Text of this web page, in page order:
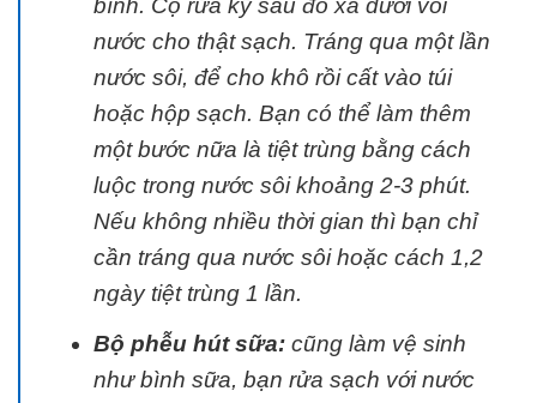
bình. Cọ rửa kỹ sau đó xả dưới vòi
nước cho thật sạch. Tráng qua một lần
nước sôi, để cho khô rồi cất vào túi
hoặc hộp sạch. Bạn có thể làm thêm
một bước nữa là tiệt trùng bằng cách
luộc trong nước sôi khoảng 2-3 phút.
Nếu không nhiều thời gian thì bạn chỉ
cần tráng qua nước sôi hoặc cách 1,2
ngày tiệt trùng 1 lần.
Bộ phễu hút sữa:cũng làm vệ sinh
như bình sữa, bạn rửa sạch với nước